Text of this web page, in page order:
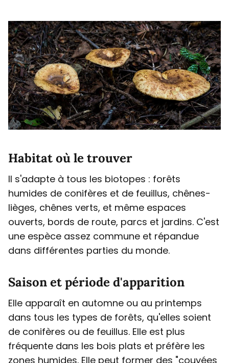
Habitat où le trouver
Il s'adapte à tous les biotopes : forêts
humides de conifères et de feuillus, chênes-
lièges, chênes verts, et même espaces
ouverts, bords de route, parcs et jardins. C'est
une espèce assez commune et répandue
dans différentes parties du monde.
Saison et période d'apparition
Elle apparaît en automne ou au printemps
dans tous les types de forêts, qu'elles soient
de conifères ou de feuillus. Elle est plus
fréquente dans les bois plats et préfère les
zones humides. Elle peut former des "couvées